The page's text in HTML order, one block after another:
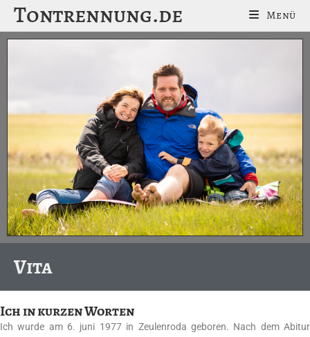
Tontrennung.de Menü
Vita
Ich in kurzen Worten
Ich wurde am 6. juni 1977 in Zeulenroda geboren. Nach dem Abitur